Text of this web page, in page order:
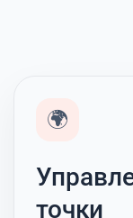
🌍
точки